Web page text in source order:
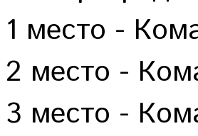
1 место -
2 место -
3 место -